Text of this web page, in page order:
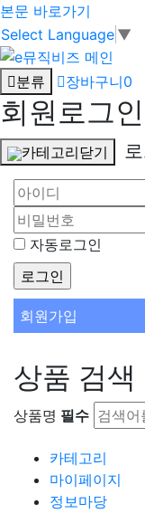
본문 바로가기
Select Language ▼
분류 장바구니0
회원로그인
카테고리닫기
자동로그인
회원가입
상품 검색
상품명 필수
카테고리
마이페이지
정보마당